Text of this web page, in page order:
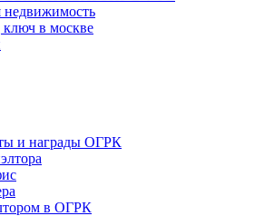
недвижимость
в москве
и награды ОГРК
в ОГРК